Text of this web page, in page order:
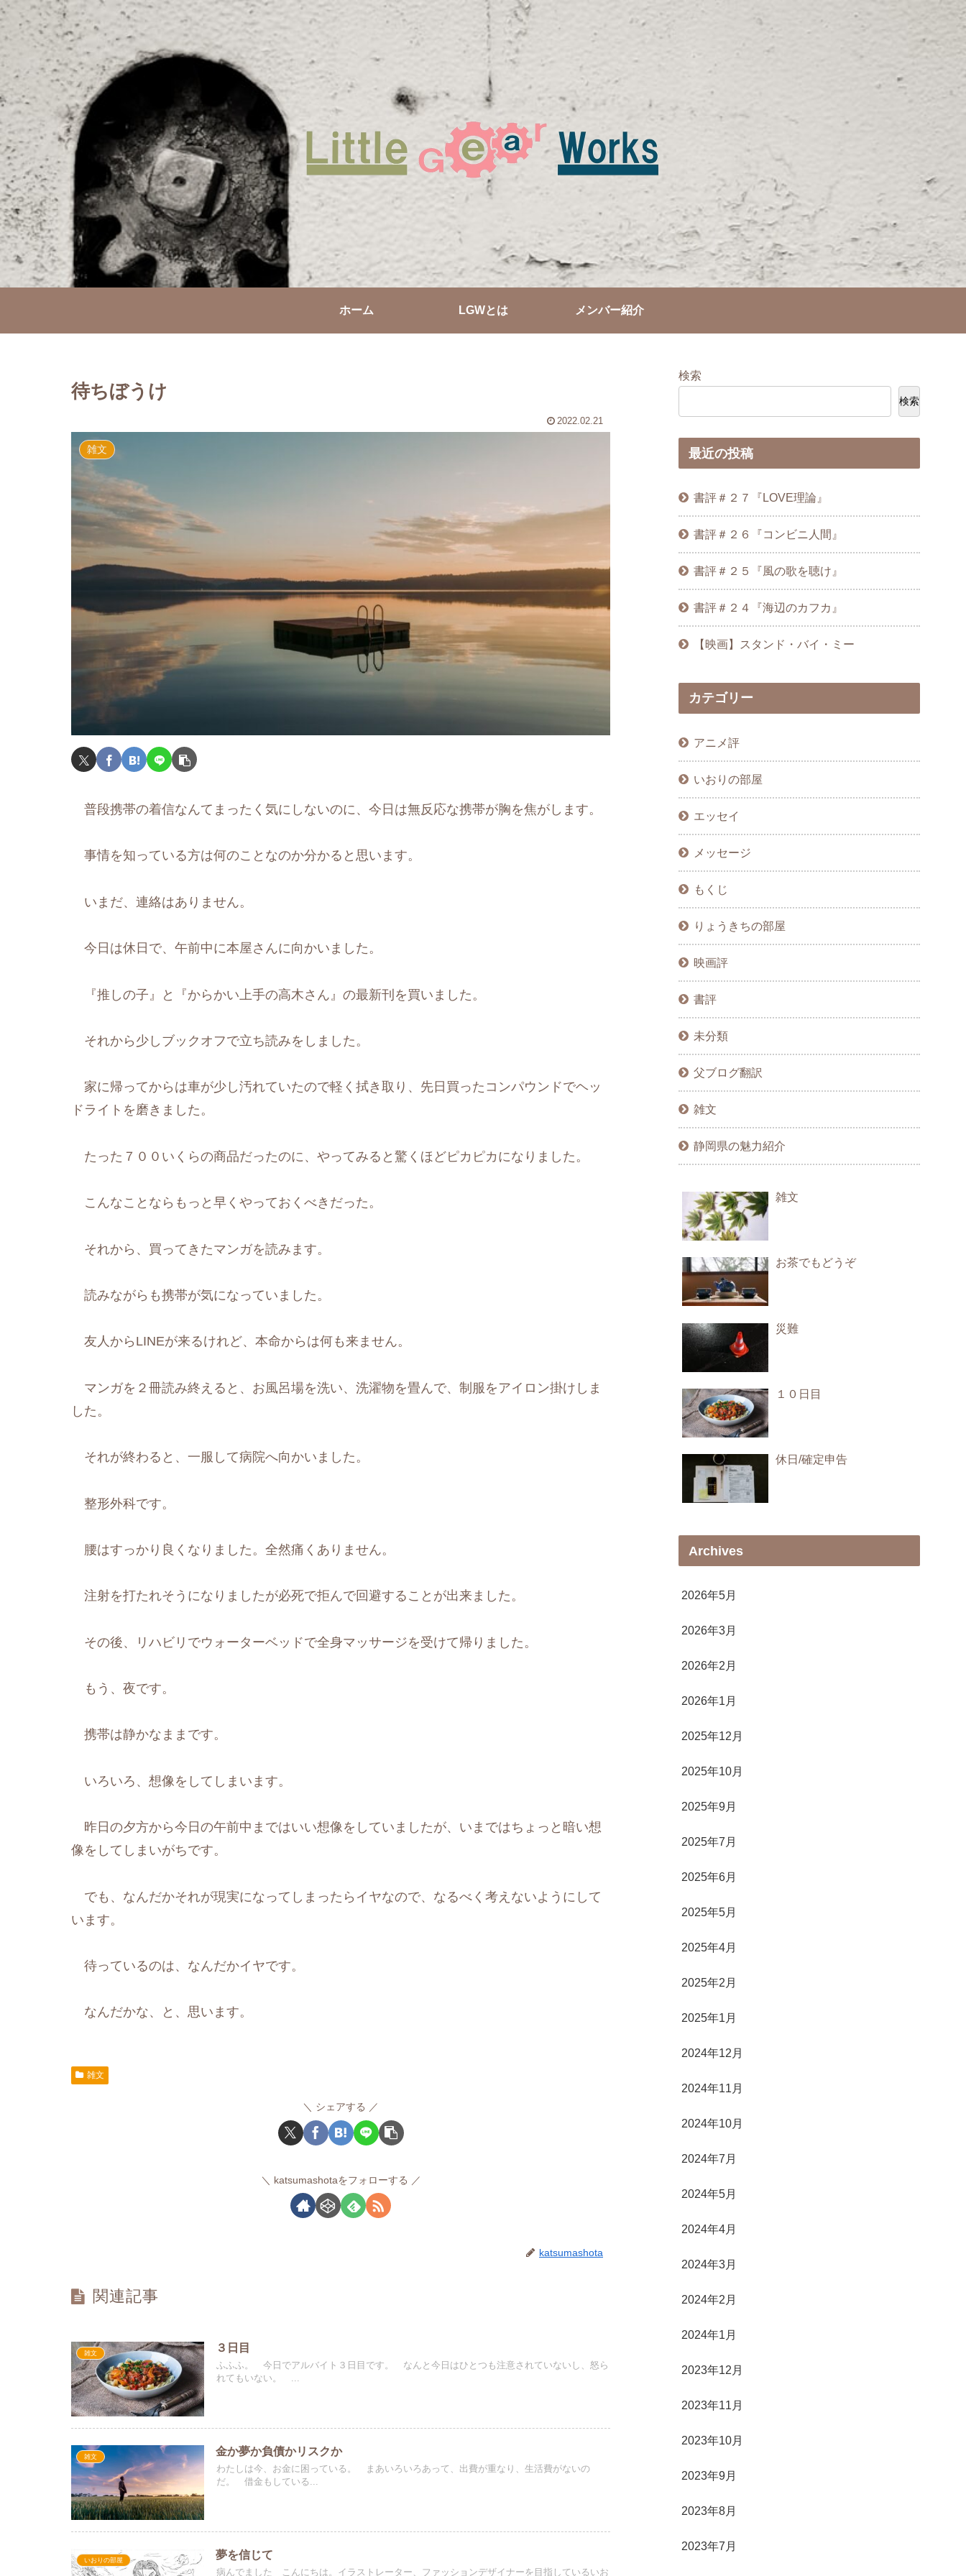
ホーム LGWとは メンバー紹介
待ちぼうけ
2022.02.21
雑文
普段携帯の着信なんてまったく気にしないのに、今日は無反応な携帯が胸を焦がします。
事情を知っている方は何のことなのか分かると思います。
いまだ、連絡はありません。
今日は休日で、午前中に本屋さんに向かいました。
『推しの子』と『からかい上手の高木さん』の最新刊を買いました。
それから少しブックオフで立ち読みをしました。
家に帰ってからは車が少し汚れていたので軽く拭き取り、先日買ったコンパウンドでヘッ
ドライトを磨きました。
たった７００いくらの商品だったのに、やってみると驚くほどピカピカになりました。
こんなことならもっと早くやっておくべきだった。
それから、買ってきたマンガを読みます。
読みながらも携帯が気になっていました。
友人からLINEが来るけれど、本命からは何も来ません。
マンガを２冊読み終えると、お風呂場を洗い、洗濯物を畳んで、制服をアイロン掛けしま
した。
それが終わると、一服して病院へ向かいました。
整形外科です。
腰はすっかり良くなりました。全然痛くありません。
注射を打たれそうになりましたが必死で拒んで回避することが出来ました。
その後、リハビリでウォーターベッドで全身マッサージを受けて帰りました。
もう、夜です。
携帯は静かなままです。
いろいろ、想像をしてしまいます。
昨日の夕方から今日の午前中まではいい想像をしていましたが、いまではちょっと暗い想
像をしてしまいがちです。
でも、なんだかそれが現実になってしまったらイヤなので、なるべく考えないようにして
います。
待っているのは、なんだかイヤです。
なんだかな、と、思います。
雑文
シェアする
katsumashotaをフォローする
katsumashota
関連記事
雑文 ３日目
ふふふ。 今日でアルバイト３日目です。 なんと今日はひとつも注意されていないし、怒ら
れてもいない。 ...
雑文 金か夢か負債かリスクか
わたしは今、お金に困っている。 まあいろいろあって、出費が重なり、生活費がないの
だ。 借金もしている...
いおりの部屋 夢を信じて
病んでました こんにちは。イラストレーター、ファッションデザイナーを目指しているいお
検索
検索
最近の投稿
書評＃２７『LOVE理論』
書評＃２６『コンビニ人間』
書評＃２５『風の歌を聴け』
書評＃２４『海辺のカフカ』
【映画】スタンド・バイ・ミー
カテゴリー
アニメ評
いおりの部屋
エッセイ
メッセージ
もくじ
りょうきちの部屋
映画評
書評
未分類
父ブログ翻訳
雑文
静岡県の魅力紹介
雑文
お茶でもどうぞ
災難
１０日目
休日/確定申告
Archives
2026年5月
2026年3月
2026年2月
2026年1月
2025年12月
2025年10月
2025年9月
2025年7月
2025年6月
2025年5月
2025年4月
2025年2月
2025年1月
2024年12月
2024年11月
2024年10月
2024年7月
2024年5月
2024年4月
2024年3月
2024年2月
2024年1月
2023年12月
2023年11月
2023年10月
2023年9月
2023年8月
2023年7月